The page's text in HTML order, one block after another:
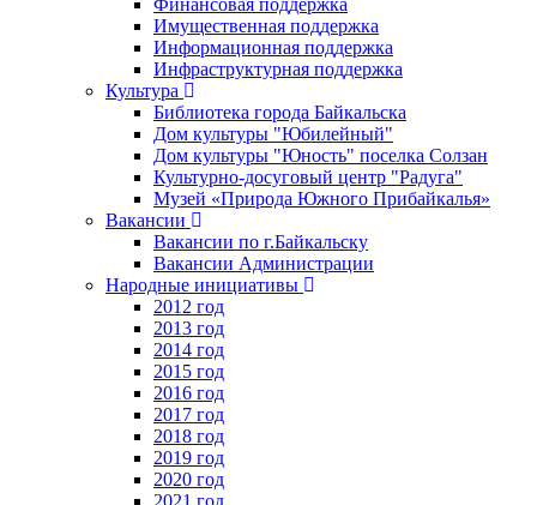
Имущественная поддержка
Информационная поддержка
Инфраструктурная поддержка
Культура
Библиотека города Байкальска
Дом культуры "Юбилейный"
Дом культуры "Юность" поселка Солзан
Культурно-досуговый центр "Радуга"
Музей «Природа Южного Прибайкалья»
Вакансии
Вакансии по г.Байкальску
Вакансии Администрации
Народные инициативы
2012 год
2013 год
2014 год
2015 год
2016 год
2017 год
2018 год
2019 год
2020 год
2021 год